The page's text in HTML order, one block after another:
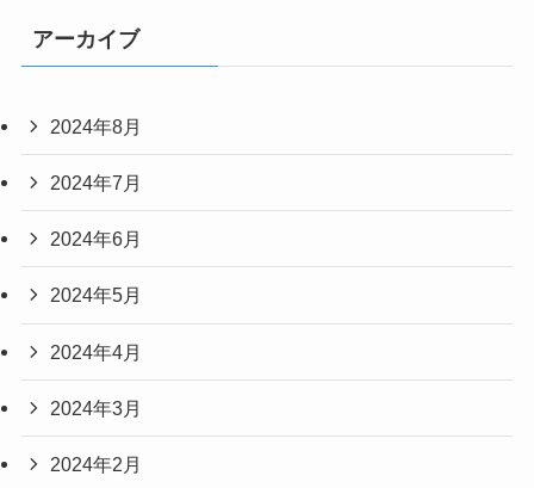
アーカイブ
2024年8月
2024年7月
2024年6月
2024年5月
2024年4月
2024年3月
2024年2月